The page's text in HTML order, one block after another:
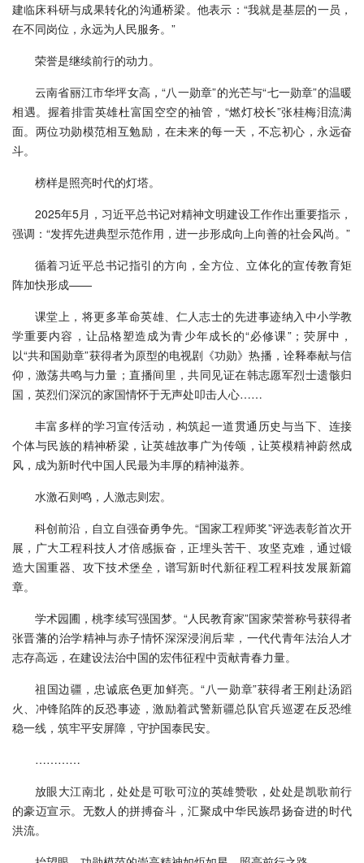
建临床科研与成果转化的沟通桥梁。他表示：“我就是基层的一员，
在不同岗位，永远为人民服务。”
荣誉是继续前行的动力。
云南省丽江市华坪女高，“八一勋章”的光芒与“七一勋章”的温暖
相遇。握着排雷英雄杜富国空空的袖管，“燃灯校长”张桂梅泪流满
面。两位功勋模范相互勉励，在未来的每一天，不忘初心，永远奋
斗。
榜样是照亮时代的灯塔。
2025年5月，习近平总书记对精神文明建设工作作出重要指示，
强调：“发挥先进典型示范作用，进一步形成向上向善的社会风尚。”
循着习近平总书记指引的方向，全方位、立体化的宣传教育矩
阵加快形成——
课堂上，将更多革命英雄、仁人志士的先进事迹纳入中小学教
学重要内容，让品格塑造成为青少年成长的“必修课”；荧屏中，
以“共和国勋章”获得者为原型的电视剧《功勋》热播，诠释奉献与信
仰，激荡共鸣与力量；直播间里，共同见证在韩志愿军烈士遗骸归
国，英烈们深沉的家国情怀于无声处叩击人心……
丰富多样的学习宣传活动，构筑起一道贯通历史与当下、连接
个体与民族的精神桥梁，让英雄故事广为传颂，让英模精神蔚然成
风，成为新时代中国人民最为丰厚的精神滋养。
水激石则鸣，人激志则宏。
科创前沿，自立自强奋勇争先。“国家工程师奖”评选表彰首次开
展，广大工程科技人才倍感振奋，正埋头苦干、攻坚克难，通过锻
造大国重器、攻下技术堡垒，谱写新时代新征程工程科技发展新篇
章。
学术园圃，桃李续写强国梦。“人民教育家”国家荣誉称号获得者
张晋藩的治学精神与赤子情怀深深浸润后辈，一代代青年法治人才
志存高远，在建设法治中国的宏伟征程中贡献青春力量。
祖国边疆，忠诚底色更加鲜亮。“八一勋章”获得者王刚赴汤蹈
火、冲锋陷阵的反恐事迹，激励着武警新疆总队官兵巡逻在反恐维
稳一线，筑牢平安屏障，守护国泰民安。
…………
放眼大江南北，处处是可歌可泣的英雄赞歌，处处是凯歌前行
的豪迈宣示。无数人的拼搏奋斗，汇聚成中华民族昂扬奋进的时代
洪流。